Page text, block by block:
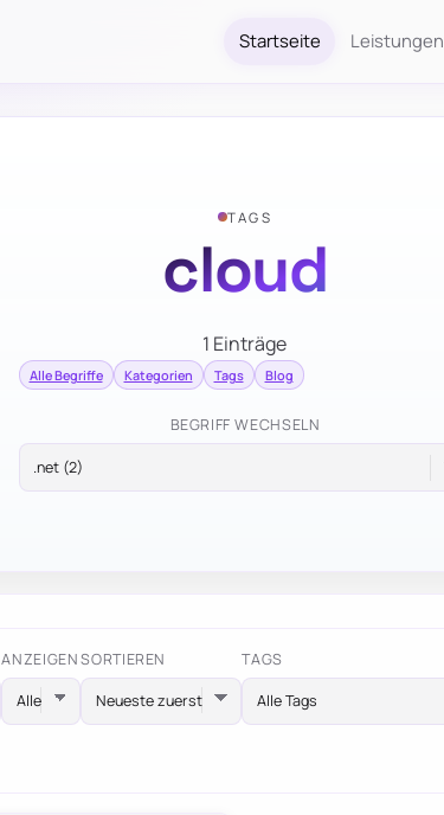
Startseite Leistungen
TAGS
cloud
1 Einträge
Alle Begriffe Kategorien Tags Blog
BEGRIFF WECHSELN
ANZEIGEN SORTIEREN TAGS
Alle Tags